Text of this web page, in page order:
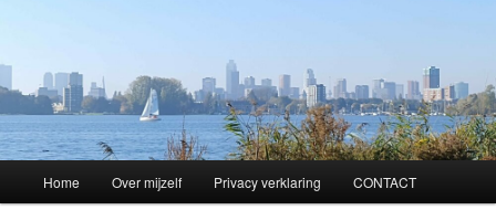
Skip
Home Over mijzelf Privacy verklaring CONTACT